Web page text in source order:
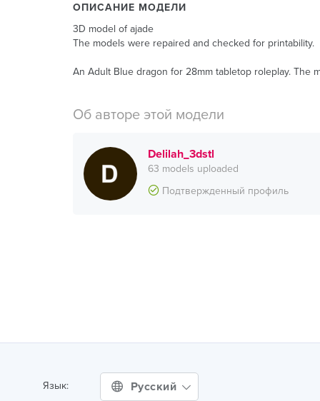
ОПИСАНИЕ МОДЕЛИ
3D model of ajade
The models were repaired and checked for printability.
An Adult Blue dragon for 28mm tabletop roleplay. The
Об авторе этой модели
Delilah_3dstl
63 models uploaded
Подтвержденный профиль
Язык: Русский